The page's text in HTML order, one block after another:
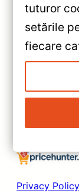
10
core
5.1
Privacy Policy
tuturor
setările
fiecare